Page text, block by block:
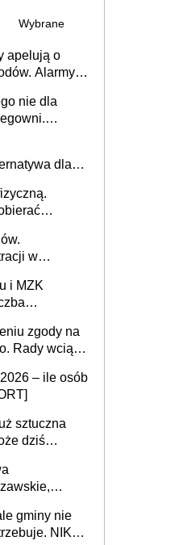
Wybrane
apelują o
Alarmy w
nie dla
dla
w
i MZK
zgody na
Rady wciąż
– ile osób
sztuczna
dziś
gminy nie
NIK